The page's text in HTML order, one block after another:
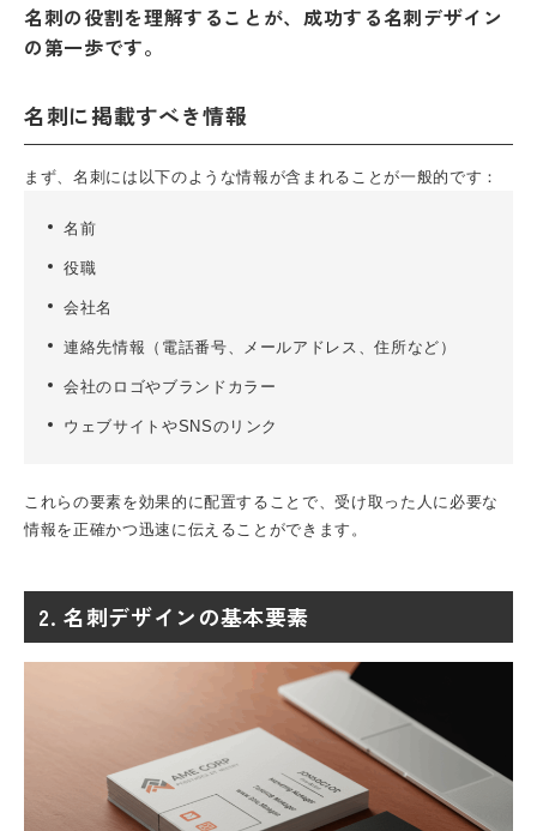
名刺の役割を理解することが、成功する名刺デザイン
の第一歩です。
名刺に掲載すべき情報
まず、名刺には以下のような情報が含まれることが一般的です：
名前
役職
会社名
連絡先情報（電話番号、メールアドレス、住所など）
会社のロゴやブランドカラー
ウェブサイトやSNSのリンク
これらの要素を効果的に配置することで、受け取った人に必要な
情報を正確かつ迅速に伝えることができます。
2. 名刺デザインの基本要素